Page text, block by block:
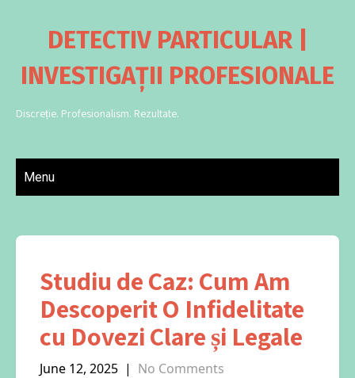
DETECTIV PARTICULAR |
INVESTIGAȚII PROFESIONALE
Discreție. Profesionalism. Rezultate.
Menu
Studiu de Caz: Cum Am
Descoperit O Infidelitate
cu Dovezi Clare și Legale
June 12, 2025 | No Comments